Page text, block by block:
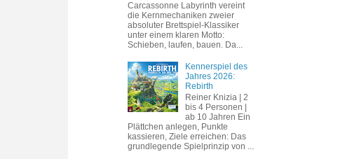
Carcassonne Labyrinth vereint
die Kernmechaniken zweier
absoluter Brettspiel-Klassiker
unter einem klaren Motto:
Schieben, laufen, bauen. Da...
Kennerspiel des
Jahres 2026:
Rebirth
Reiner Knizia | 2
bis 4 Personen |
ab 10 Jahren Ein
Plättchen anlegen, Punkte
kassieren, Ziele erreichen: Das
grundlegende Spielprinzip von ...